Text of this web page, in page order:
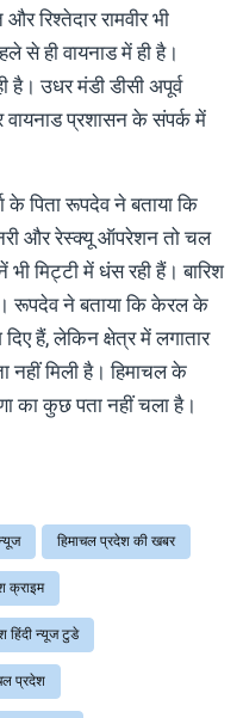
रिश्तेदार रामवीर भी
से ही वायनाड में ही है।
है। उधर मंडी डीसी अपूर्व
वायनाड प्रशासन के संपर्क में
के पिता रूपदेव ने बताया कि
और रेस्क्यू ऑपरेशन तो चल
भी मिट्टी में धंस रही हैं। बारिश
रूपदेव ने बताया कि केरल के
हैं, लेकिन क्षेत्र में लगातार
नहीं मिली है। हिमाचल के
का कुछ पता नहीं चला है।
हिमाचल प्रदेश की खबर
क्राइम
हिंदी न्यूज टुडे
प्रदेश